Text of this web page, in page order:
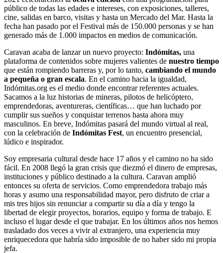
público de todas las edades e intereses, con exposiciones, talleres,
cine, salidas en barco, visitas y hasta un Mercado del Mar. Hasta la
fecha han pasado por el Festival más de 150.000 personas y se han
generado más de 1.000 impactos en medios de comunicación.
Caravan acaba de lanzar un nuevo proyecto: Indómitas, una
plataforma de contenidos sobre mujeres valientes de nuestro tiempo
que están rompiendo barreras y, por lo tanto, cambiando el mundo
a pequeña o gran escala. En el camino hacia la igualdad,
Indómitas.org es el medio donde encontrar referentes actuales.
Sacamos a la luz historias de mineras, pilotos de helicóptero,
emprendedoras, aventureras, científicas… que han luchado por
cumplir sus sueños y conquistar terrenos hasta ahora muy
masculinos. En breve, Indómitas pasará del mundo virtual al real,
con la celebración de Indómitas Fest, un encuentro presencial,
lúdico e inspirador.
Soy empresaria cultural desde hace 17 años y el camino no ha sido
fácil. En 2008 llegó la gran crisis que diezmó el dinero de empresas,
instituciones y público destinado a la cultura. Caravan amplió
entonces su oferta de servicios. Como emprendedora trabajo más
horas y asumo una responsabilidad mayor, pero disfruto de criar a
mis tres hijos sin renunciar a compartir su día a día y tengo la
libertad de elegir proyectos, horarios, equipo y forma de trabajo. E
incluso el lugar desde el que trabajar. En los últimos años nos hemos
trasladado dos veces a vivir al extranjero, una experiencia muy
enriquecedora que habría sido imposible de no haber sido mi propia
jefa.